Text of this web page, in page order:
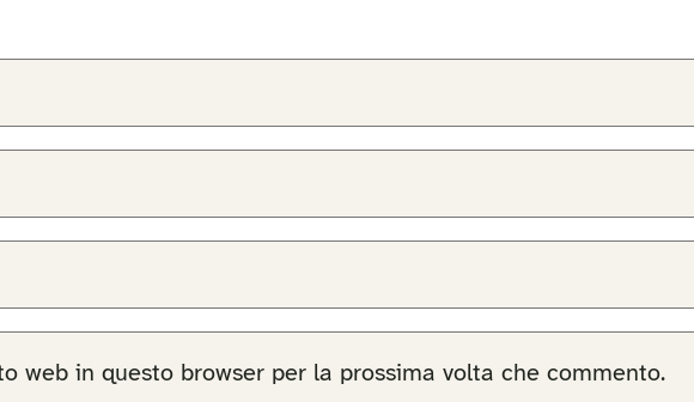
web in questo browser per la prossima volta che commento.